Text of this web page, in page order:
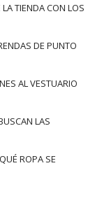
LA TIENDA CON LOS
DE PUNTO
AL VESTUARIO
LAS
ROPA SE